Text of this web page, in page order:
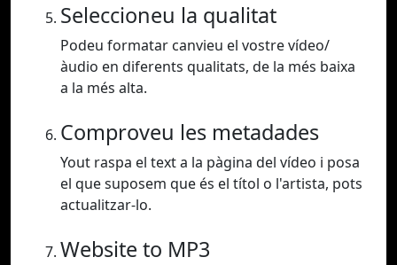
Seleccioneu la qualitat
Podeu formatar canvieu el vostre vídeo/
àudio en diferents qualitats, de la més baixa
a la més alta.
Comproveu les metadades
Yout raspa el text a la pàgina del vídeo i posa
el que suposem que és el títol o l'artista, pots
actualitzar-lo.
Website to MP3